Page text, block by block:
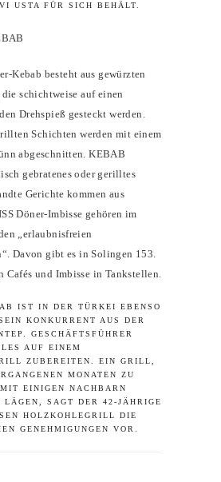
FÜR SICH BEHÄLT.
Kebab besteht aus gewürzten
schichtweise auf einen
Drehspieß gesteckt werden.
Schichten werden mit einem
abgeschnitten. KEBAB
gebratenes oder gerilltes
Gerichte kommen aus
Döner-Imbisse gehören im
„erlaubnisfreien
Davon gibt es in Solingen 153.
Cafés und Imbisse in Tankstellen.
IST IN DER TÜRKEI EBENSO
KONKURRENT AUS DER
GESCHÄFTSFÜHRER
AUF EINEM
ZUBEREITEN. EIN GRILL,
MONATEN ZU
EINIGEN NACHBARN
LÄGEN, SAGT DER 42-JÄHRIGE
HOLZKOHLEGRILL DIE
GENEHMIGUNGEN VOR.